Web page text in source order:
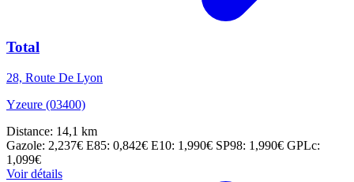
Total
28, Route De Lyon
Yzeure (03400)
Distance: 14,1 km
Gazole: 2,237€ E85: 0,842€ E10: 1,990€ SP98: 1,990€ GPLc:
1,099€
Voir détails